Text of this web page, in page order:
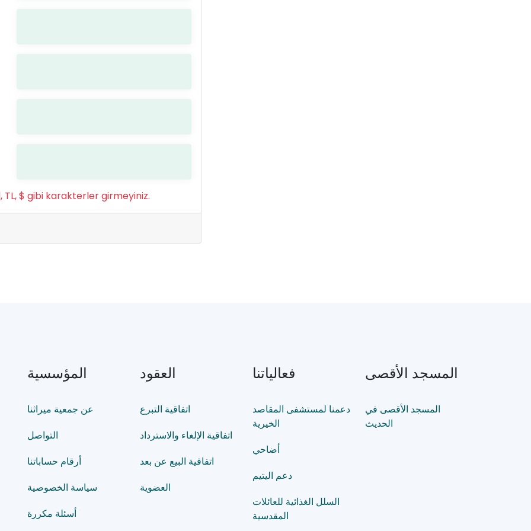
TL, $ gibi karakterler girmeyiniz.
المؤسسية
عن جمعية ميراثنا
التواصل
أرقام حساباتنا
سياسة الخصوصية
أسئلة مكررة
العقود
اتفاقية التبرع
اتفاقية الإلغاء والاسترداد
اتفاقية البيع عن بعد
العضوية
فعالياتنا
دعمنا لمستشفى المقاصد
الخيرية
أضاحي
دعم اليتيم
السلل الغذائية للعائلات
المقدسية
المسجد الأقصى
المسجد الأقصى في
الحديث